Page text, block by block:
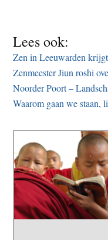
Lees ook:
Zen in Leeuwarden
Zenmeester Jiun roshi
Noorder Poort –
Waarom gaan we staan,